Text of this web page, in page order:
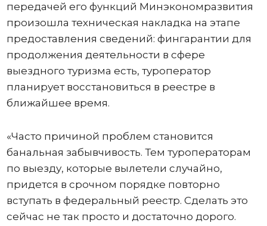
передачей его функций Минэкономразвития
произошла техническая накладка на этапе
предоставления сведений: фингарантии для
продолжения деятельности в сфере
выездного туризма есть, туроператор
планирует восстановиться в реестре в
ближайшее время.
«Часто причиной проблем становится
банальная забывчивость. Тем туроператорам
по выезду, которые вылетели случайно,
придется в срочном порядке повторно
вступать в федеральный реестр. Сделать это
сейчас не так просто и достаточно дорого.